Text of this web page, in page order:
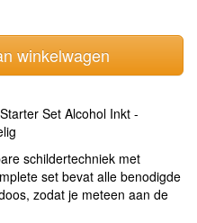
winkelwagen
Set Alcohol Inkt -
schildertechniek met
set bevat alle benodigde
zodat je meteen aan de